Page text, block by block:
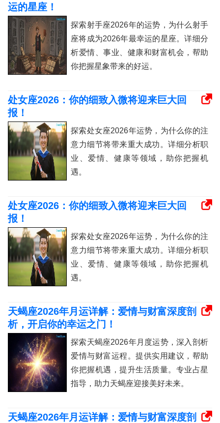
运的星座！
探索射手座2026年的运势，为什么射手
座将成为2026年最幸运的星座。详细分
析爱情、事业、健康和财富机会，帮助
你把握星象带来的好运。
处女座2026：你的细致入微将迎来巨大回
报！
探索处女座2026年运势，为什么你的注
意力细节将带来重大成功。详细分析职
业、爱情、健康等领域，助你把握机
遇。
处女座2026：你的细致入微将迎来巨大回
报！
探索处女座2026年运势，为什么你的注
意力细节将带来重大成功。详细分析职
业、爱情、健康等领域，助你把握机
遇。
天蝎座2026年月运详解：爱情与财富深度剖
析，开启你的幸运之门！
探索天蝎座2026年月度运势，深入剖析
爱情与财富运程。提供实用建议，帮助
你把握机遇，提升生活质量。专业占星
指导，助力天蝎座迎接美好未来。
天蝎座2026年月运详解：爱情与财富深度剖